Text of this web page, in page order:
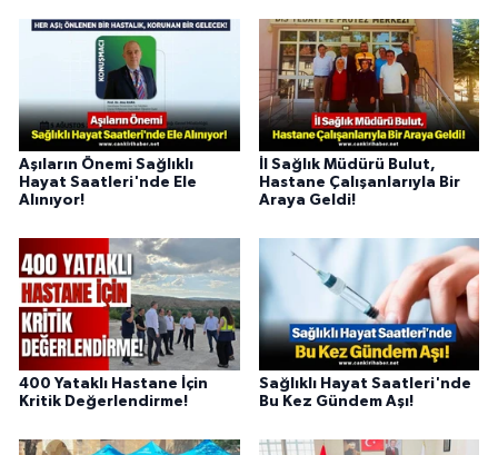
Aşıların Önemi Sağlıklı
Hayat Saatleri'nde Ele
Alınıyor!
İl Sağlık Müdürü Bulut,
Hastane Çalışanlarıyla Bir
Araya Geldi!
400 Yataklı Hastane İçin
Kritik Değerlendirme!
Sağlıklı Hayat Saatleri'nde
Bu Kez Gündem Aşı!